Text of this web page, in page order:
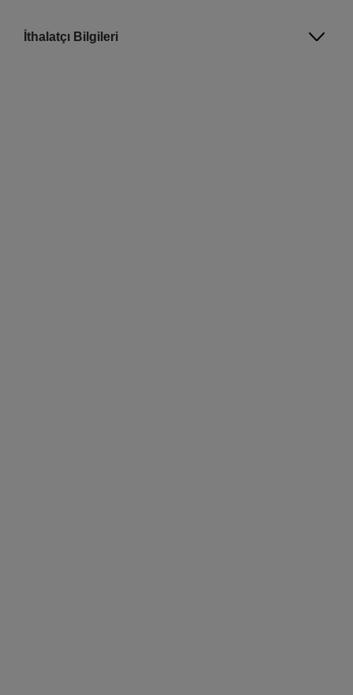
İthalatçı Bilgileri